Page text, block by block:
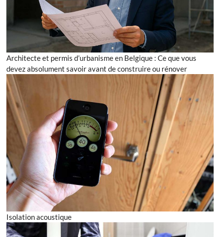
Architecte et permis d’urbanisme en Belgique : Ce que vous
devez absolument savoir avant de construire ou rénover
Isolation acoustique